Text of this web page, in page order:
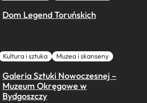
Dom Legend Toruńskich
Kultura i sztuka Muzea i skanseny
Galeria Sztuki Nowoczesnej –
Muzeum Okręgowe w
Bydgoszczy